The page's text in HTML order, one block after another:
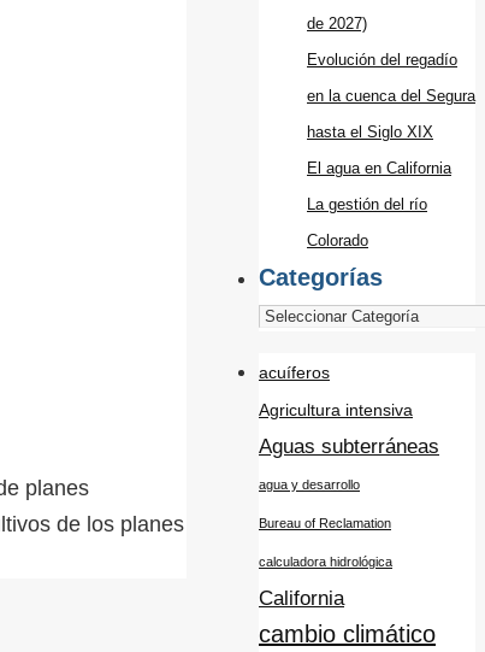
planes
de los planes
de 2027)
Evolución del regadío
en la cuenca del Segura
hasta el Siglo XIX
El agua en California
La gestión del río
Colorado
Categorías
acuíferos
Agricultura intensiva
Aguas subterráneas
agua y desarrollo
Bureau of Reclamation
calculadora hidrológica
California
cambio climático